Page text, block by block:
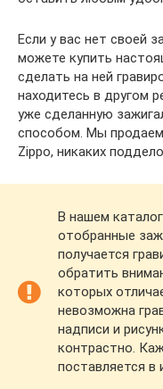
Если у вас нет своей
можете купить
сделать на ней
находитесь в другом
уже сделанную
способом. Мы
Zippo, никаких
В нашем
отобранные
получается
обратить
которых
невозможна
надписи и
контрастно.
поставляется в